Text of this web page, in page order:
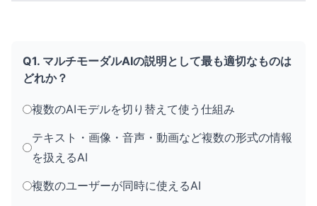
Q1. マルチモーダルAIの説明として最も適切なものは
どれか？
複数のAIモデルを切り替えて使う仕組み
テキスト・画像・音声・動画など複数の形式の情報
を扱えるAI
複数のユーザーが同時に使えるAI